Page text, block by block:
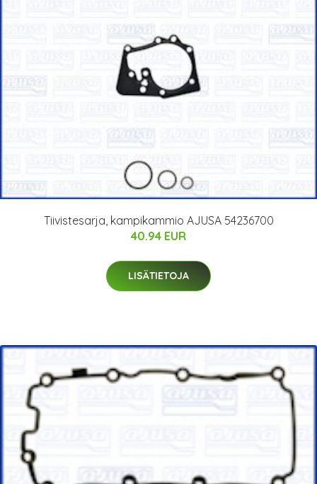
Tiivistesarja, kampikammio AJUSA 54236700
40.94 EUR
LISÄTIETOJA